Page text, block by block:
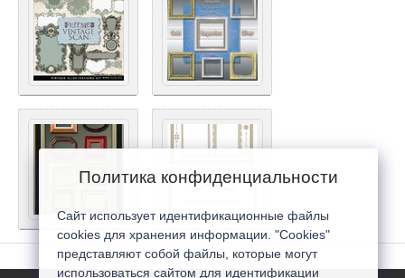
Политика конфиденциальности
Сайт использует идентификационные файлы
cookies для хранения информации. "Cookies"
представляют собой файлы, которые могут
использоваться сайтом для идентификации